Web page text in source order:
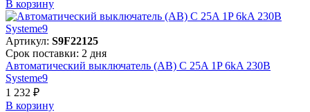
В корзинy
Артикул: S9F22125
Срок поставки: 2 дня
Автоматический выключатель (АВ) C 25A 1P 6kA 230В
Systeme9
1 232 ₽
В корзинy